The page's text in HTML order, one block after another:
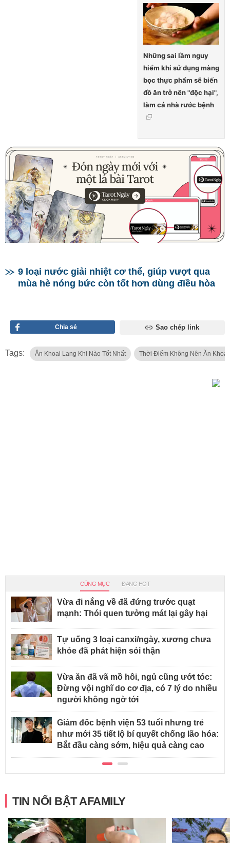
Những sai lầm nguy
hiểm khi sử dụng màng
bọc thực phẩm sẽ biến
đồ ăn trở nên "độc hại",
làm cả nhà rước bệnh
9 loại nước giải nhiệt cơ thể, giúp vượt qua
mùa hè nóng bức còn tốt hơn dùng điều hòa
Chia sẻ Sao chép link
Tags: Ăn Khoai Lang Khi Nào Tốt Nhất Thời Điểm Không Nên Ăn
CÙNG MỤC ĐANG HOT
Vừa đi nắng về đã đứng trước quạt
mạnh: Thói quen tưởng mát lại gây hại
Tự uống 3 loại canxi/ngày, xương chưa
khỏe đã phát hiện sỏi thận
Vừa ăn đã vã mồ hôi, ngủ cũng ướt tóc:
Đừng vội nghĩ do cơ địa, có 7 lý do nhiều
người không ngờ tới
Giám đốc bệnh viện 53 tuổi nhưng trẻ
như mới 35 tiết lộ bí quyết chống lão hóa:
Bắt đầu càng sớm, hiệu quả càng cao
TIN NỔI BẬT AFAMILY